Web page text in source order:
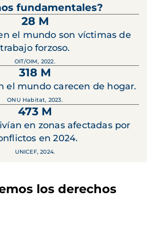
fundamentales?
28 M
el mundo son víctimas de
trabajo forzoso.
OIT/OIM, 2022.
318 M
el mundo carecen de hogar.
ONU Habitat, 2023.
473 M
en zonas afectadas por
en 2024.
UNICEF, 2024.
los derechos